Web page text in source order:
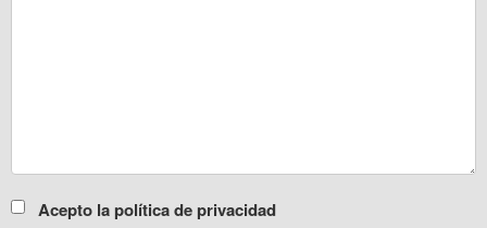
Acepto la política de privacidad